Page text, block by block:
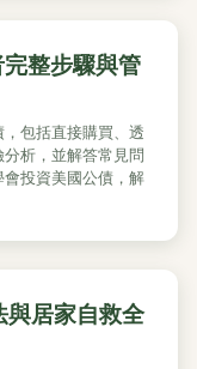
整步驟與管
包括直接購買、透
析，並解答常見問
投資美國公債，解
居家自救全